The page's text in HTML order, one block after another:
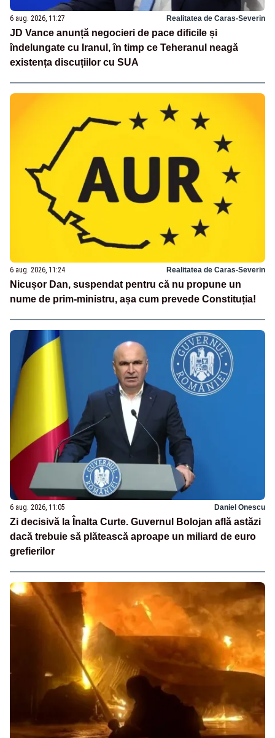
6 aug. 2026, 11:27 Realitatea de Caras-Severin
JD Vance anunță negocieri de pace dificile și
îndelungate cu Iranul, în timp ce Teheranul neagă
existența discuțiilor cu SUA
6 aug. 2026, 11:24 Realitatea de Caras-Severin
Nicușor Dan, suspendat pentru că nu propune un
nume de prim-ministru, așa cum prevede Constituția!
6 aug. 2026, 11:05 Daniel Onescu
Zi decisivă la Înalta Curte. Guvernul Bolojan află astăzi
dacă trebuie să plătească aproape un miliard de euro
grefierilor